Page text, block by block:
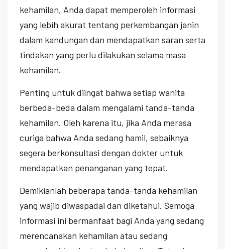
kehamilan, Anda dapat memperoleh informasi
yang lebih akurat tentang perkembangan janin
dalam kandungan dan mendapatkan saran serta
tindakan yang perlu dilakukan selama masa
kehamilan.
Penting untuk diingat bahwa setiap wanita
berbeda-beda dalam mengalami tanda-tanda
kehamilan. Oleh karena itu, jika Anda merasa
curiga bahwa Anda sedang hamil, sebaiknya
segera berkonsultasi dengan dokter untuk
mendapatkan penanganan yang tepat.
Demikianlah beberapa tanda-tanda kehamilan
yang wajib diwaspadai dan diketahui. Semoga
informasi ini bermanfaat bagi Anda yang sedang
merencanakan kehamilan atau sedang